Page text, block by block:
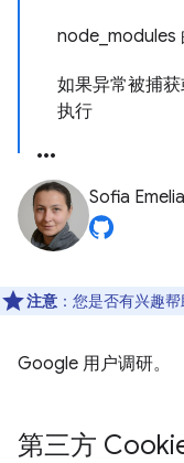
node_modules
如果异常被捕
执行
Sofia
注意 ：您是否有兴趣
Google 用户调研。
第三方